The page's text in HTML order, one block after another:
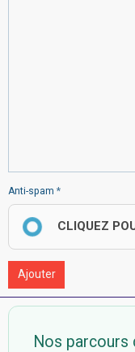
Anti-spam
CLIQUEZ
Ajouter
Nos parcours